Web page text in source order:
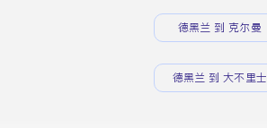
德黑兰 到 克尔曼
德黑兰 到 大不里士